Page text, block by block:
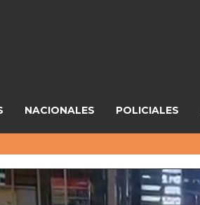
NACIONALES POLICIALES